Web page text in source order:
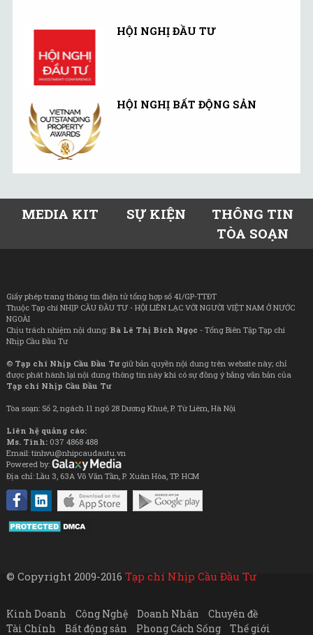
HỘI NGHỊ ĐẦU TƯ
HỘI NGHỊ BẤT ĐỘNG SẢN
MEDIA KIT SỰ KIỆN
THÔNG TIN
TÒA SOẠN
Giấy phép trang thông tin điện tử tổng hợp số 41/GP-TTĐT
Thuộc Tạp chí NHỊP CẦU ĐẦU TƯ - HỘI LIÊN LẠC VỚI NGƯỜI VIỆT NAM Ở NƯỚC
NGOÀI
Chịu trách nhiệm nội dung: Bà Lê Thị Bích Ngọc - Tổng Biên Tập Tạp chí
Nhịp Cầu Đầu Tư
© Tạp chí Nhịp Cầu Đầu Tưgiữ bản quyền nội dung trên website này; chỉ
được phát hành lại nội dung thông tin này khi có sự đồng ý bằng văn bản của
Tạp chí Nhịp Cầu Đầu Tư
Tòa soạn: Số 2, ngách 11 ngõ 28 Dương Khuê, P. Từ Liêm, Hà Nội
Liên hệ quảng cáo:
Ms. Tình: 037 4868 488
Email: tinhvu@nhipcaudautu.vn
Powered by:
Địa chỉ: Lầu 3, 63A Võ Văn Tần, P. Xuân Hòa, TP. HCM
© Copyright 2009-2016 Tạp chí Nhịp Cầu Đầu Tư
Kinh Doanh Công Nghệ Doanh Nhân
Chuyên đề
Tài Chính
Bất động sản Phong Cách Sống Thế giới